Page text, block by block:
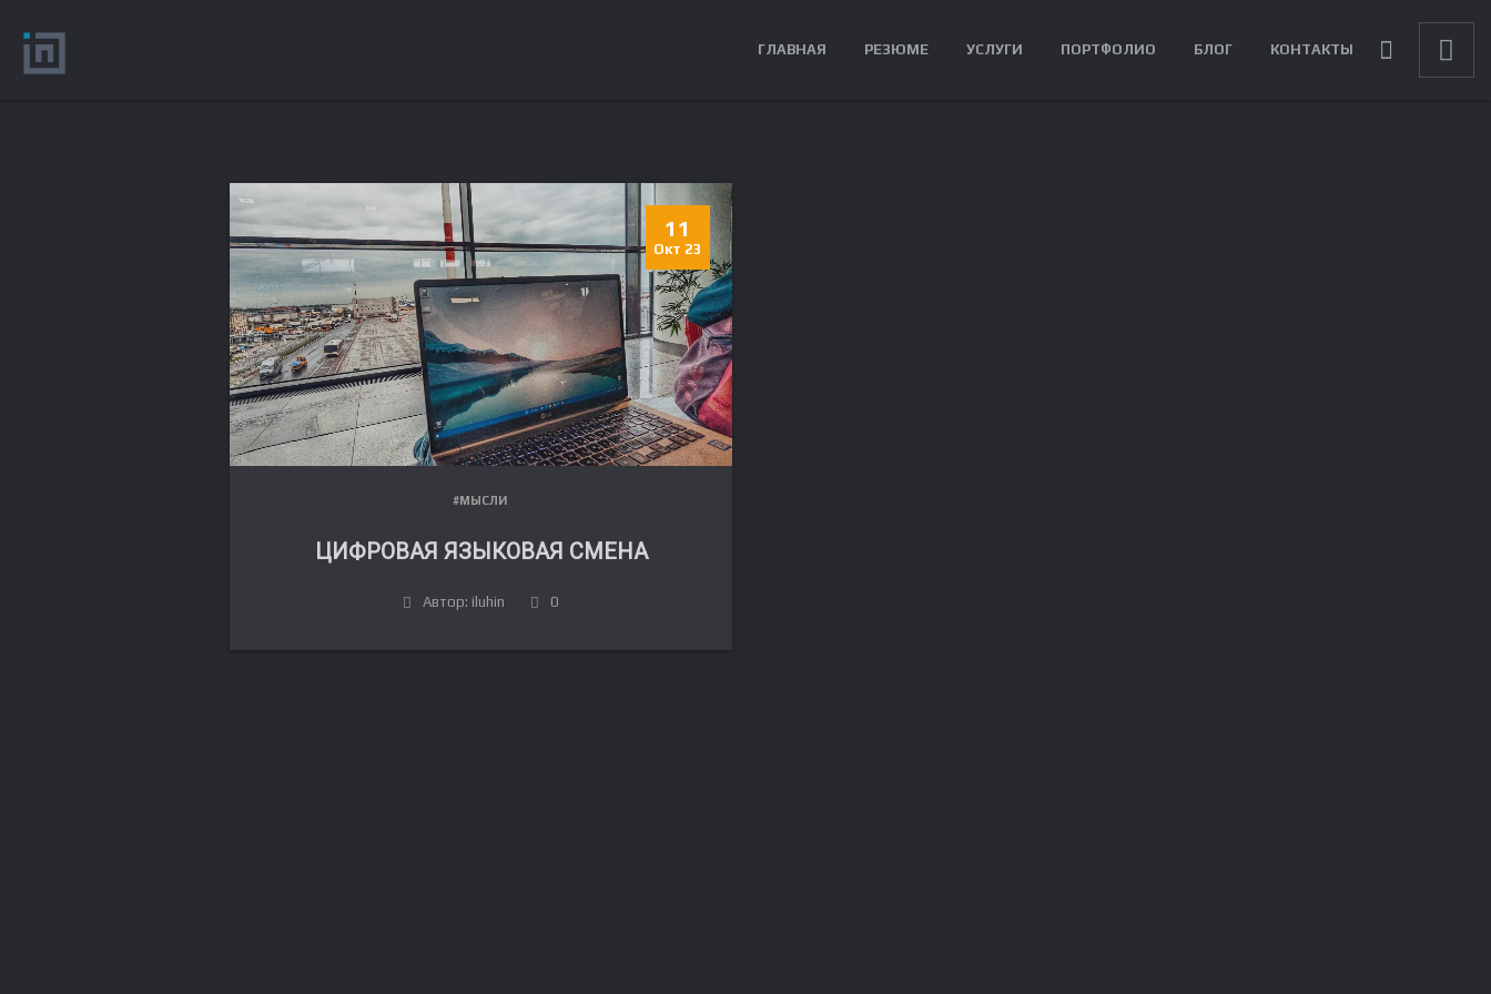
ГЛАВНАЯ РЕЗЮМЕ УСЛУГИ ПОРТФОЛИО БЛОГ КОНТАКТЫ
11
Окт 23
#МЫСЛИ
ЦИФРОВАЯ ЯЗЫКОВАЯ СМЕНА
Автор: iluhin 0